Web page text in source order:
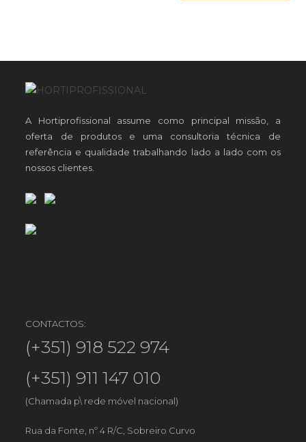
A Hortiprofissional assume como principal missão, a
oferta de produtos e uma consultoria técnica de
referência e qualidade trabalhando lado a lado com os
nossos clientes.
CONTACTOS:
(+351) 918 522 974
(+351) 911 147 010
(Chamada p\ rede móvel nacional)
Rua da Fonte, nº 4 R/C, Sobreiro Curvo